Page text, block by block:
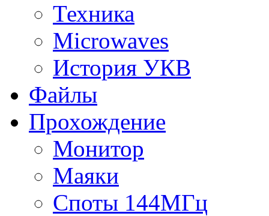
Техника
Microwaves
История УКВ
Файлы
Прохождение
Монитор
Маяки
Споты 144МГц